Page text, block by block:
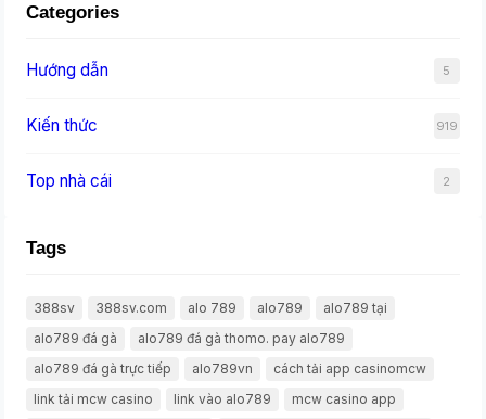
Categories
Hướng dẫn 5
Kiến thức 919
Top nhà cái 2
Tags
388sv 388sv.com alo 789 alo789
alo789 tại
alo789 đá gà
alo789 đá gà thomo. pay alo789
alo789 đá gà trực tiếp
alo789vn
cách tải app casinomcw
link tải mcw casino
link vào alo789
mcw casino app